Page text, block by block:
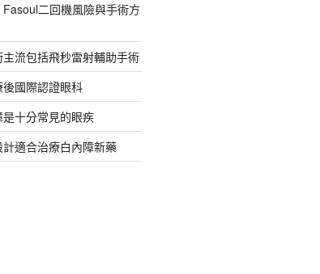
二回機風險與手術方
流包括飛秒雷射輔助手術
國際認證眼科
十分常見的眼疾
適合治療白內障新藥